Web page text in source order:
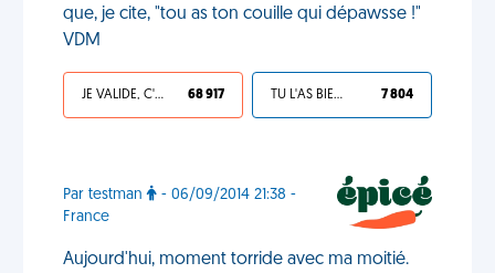
que, je cite, "tou as ton couille qui dépawsse !"
VDM
JE VALIDE, C'EST UNE VDM 68 917 TU L'AS BIEN MÉRITÉ 7 804
Par testman
- 06/09/2014 21:38 -
France
Aujourd'hui, moment torride avec ma moitié.